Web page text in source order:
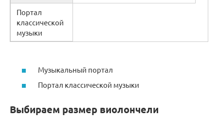
Портал
классической
музыки
Музыкальный портал
Портал классической музыки
Выбираем размер виолончели